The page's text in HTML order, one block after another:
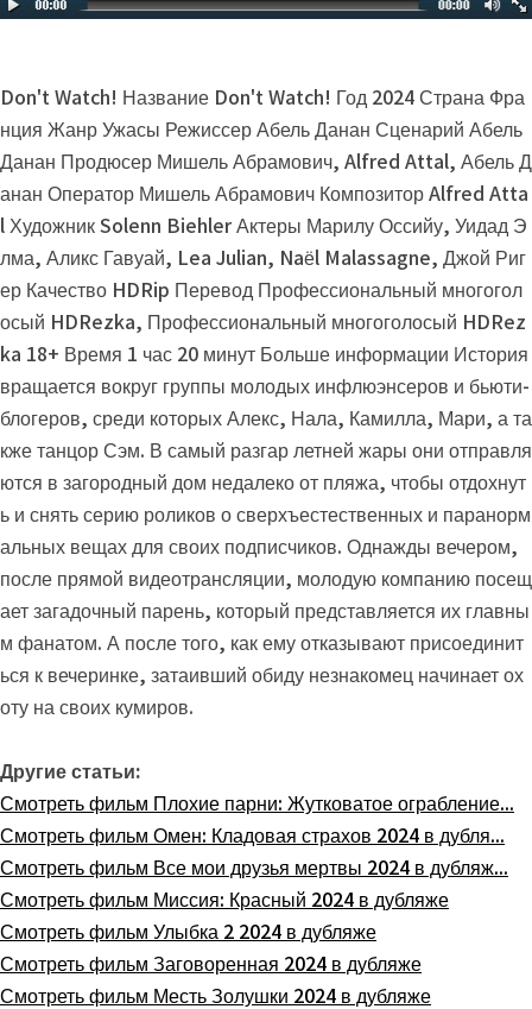
Don't Watch! Название Don't Watch! Год 2024 Страна Фра
нция Жанр Ужасы Режиссер Абель Данан Сценарий Абель
Данан Продюсер Мишель Абрамович, Alfred Attal, Абель Д
анан Оператор Мишель Абрамович Композитор Alfred Atta
l Художник Solenn Biehler Актеры Марилу Оссийу, Уидад Э
лма, Аликс Гавуай, Lea Julian, Naël Malassagne, Джой Риг
ер Качество HDRip Перевод Профессиональный многогол
осый HDRezka, Профессиональный многоголосый HDRez
ka 18+ Время 1 час 20 минут Больше информации История
вращается вокруг группы молодых инфлюэнсеров и бьюти-
блогеров, среди которых Алекс, Нала, Камилла, Мари, а та
кже танцор Сэм. В самый разгар летней жары они отправля
ются в загородный дом недалеко от пляжа, чтобы отдохнут
ь и снять серию роликов о сверхъестественных и паранорм
альных вещах для своих подписчиков. Однажды вечером,
после прямой видеотрансляции, молодую компанию посещ
ает загадочный парень, который представляется их главны
м фанатом. А после того, как ему отказывают присоединит
ься к вечеринке, затаивший обиду незнакомец начинает ох
оту на своих кумиров.
Другие статьи:
Смотреть фильм Плохие парни: Жутковатое ограбление...
Смотреть фильм Омен: Кладовая страхов 2024 в дубля...
Смотреть фильм Все мои друзья мертвы 2024 в дубляж...
Смотреть фильм Миссия: Красный 2024 в дубляже
Смотреть фильм Улыбка 2 2024 в дубляже
Смотреть фильм Заговоренная 2024 в дубляже
Смотреть фильм Месть Золушки 2024 в дубляже